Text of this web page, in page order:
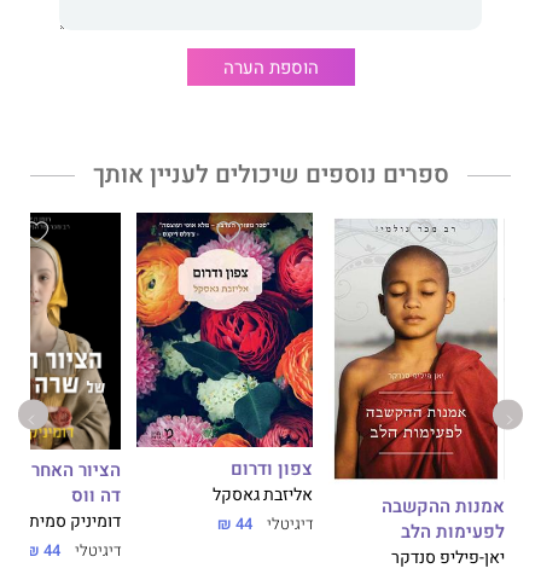
הוספת הערה
ספרים נוספים שיכולים לעניין אותך
אמנות ההקשבה
לפעימות הלב
יאן-פיליפ סנדקר
צפון ודרום
אליזבת גאסקל
דיגיטלי 44 ₪
הציור האחרון
דה ווס
דומיניק סמית
דיגיטלי 44 ₪